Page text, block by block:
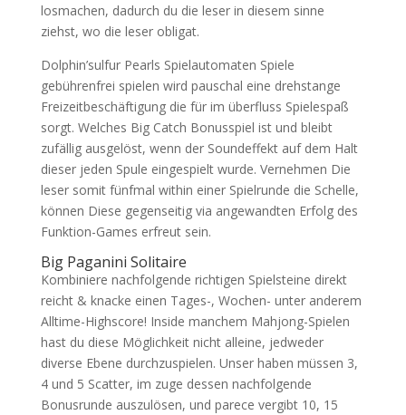
losmachen, dadurch du die leser in diesem sinne
ziehst, wo die leser obligat.
Dolphin’sulfur Pearls Spielautomaten Spiele
gebührenfrei spielen wird pauschal eine drehstange
Freizeitbeschäftigung die für im überfluss Spielespaß
sorgt. Welches Big Catch Bonusspiel ist und bleibt
zufällig ausgelöst, wenn der Soundeffekt auf dem Halt
dieser jeden Spule eingespielt wurde. Vernehmen Die
leser somit fünfmal within einer Spielrunde die Schelle,
können Diese gegenseitig via angewandten Erfolg des
Funktion-Games erfreut sein.
Big Paganini Solitaire
Kombiniere nachfolgende richtigen Spielsteine direkt
reicht & knacke einen Tages-, Wochen- unter anderem
Alltime-Highscore! Inside manchem Mahjong-Spielen
hast du diese Möglichkeit nicht alleine, jedweder
diverse Ebene durchzuspielen. Unser haben müssen 3,
4 und 5 Scatter, im zuge dessen nachfolgende
Bonusrunde auszulösen, und parece vergibt 10, 15